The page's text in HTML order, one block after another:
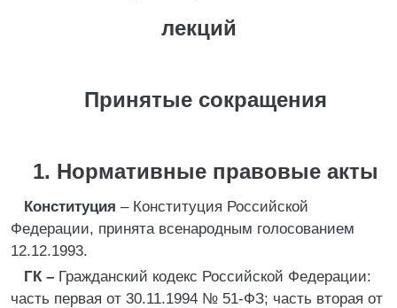
лекций
Принятые сокращения
1. Нормативные правовые акты
Конституция – Конституция Российской
Федерации, принята всенародным голосованием
12.12.1993.
ГК – Гражданский кодекс Российской Федерации:
часть первая от 30.11.1994 № 51-ФЗ; часть вторая от